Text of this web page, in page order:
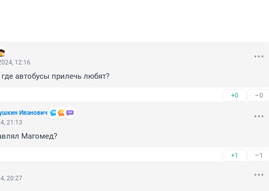
12:16
автобусы прилечь любят?
+0 –0
Иванович
21:13
Магомед?
+1 –1
20:27